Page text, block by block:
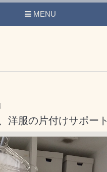
MENU
洋服の片付けサポート